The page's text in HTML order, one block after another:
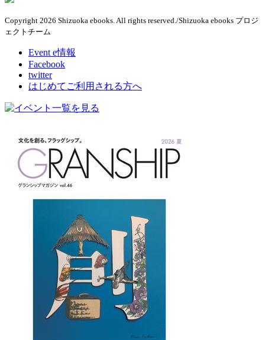
Copyright 2026 Shizuoka ebooks. All rights reserved./Shizuoka ebooks プロジ
ェクトチーム
Event e情報
Facebook
twitter
はじめてご利用される方へ